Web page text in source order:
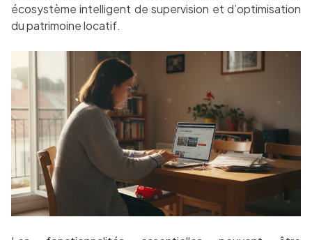
écosystème intelligent de supervision et d’optimisation
du patrimoine locatif.